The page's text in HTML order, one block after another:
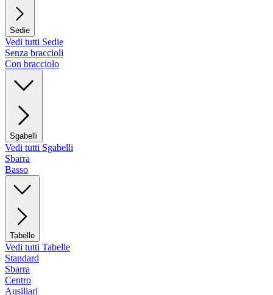
Sedie
Vedi tutti Sedie
Senza braccioli
Con bracciolo
Sgabelli
Vedi tutti Sgabelli
Sbarra
Basso
Tabelle
Vedi tutti Tabelle
Standard
Sbarra
Centro
Ausiliari